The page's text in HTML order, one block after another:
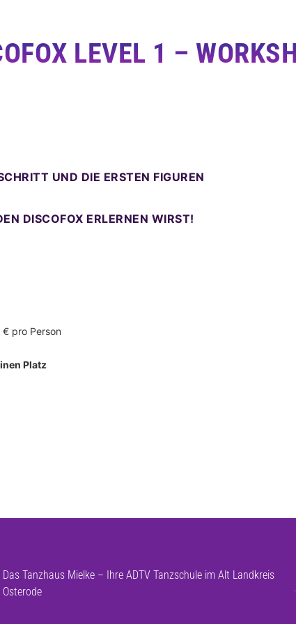
LEVEL 1 –
UND DIE ERSTEN FIGUREN
DISCOFOX ERLERNEN WIRST!
€ pro Person
Platz
Das Tanzhaus Mielke – Ihre ADTV Tanzschule im Alt Landkreis
Osterode